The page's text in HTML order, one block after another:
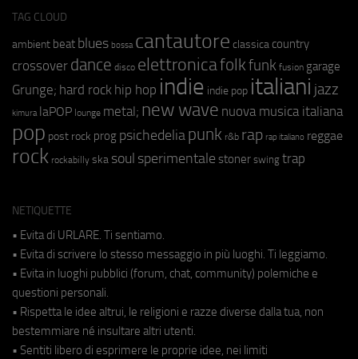
TAG CLOUD
ambient beat blues bossa cantautore classica country
crossover dance disco elettronicafolkfunk fusion garage
Grunge; hard rock hip hop indie indie pop italiani jazz
kimura laPOP lounge metal; new wave nuova musica italiana
pop post rock prog psichedeliapunk r&b rap rap italiano reggae
rock rockabilly ska soul sperimentale stoner swing trap
NETIQUETTE
• Evita di URLARE. Ti sentiamo.
• Evita di scrivere lo stesso messaggio in più luoghi. Ti leggiamo.
• Evita in luoghi pubblici (forum, chat, community) polemiche e
questioni personali.
• Rispetta le idee altrui, le religioni e razze diverse dalla tua, non
bestemmiare né insultare altri utenti.
• Sentiti libero di esprimere le proprie idee, nei limiti